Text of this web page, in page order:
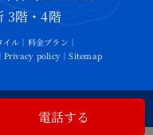
3階・4階
イル ｜ 料金プラン ｜
｜ Privacy policy ｜Sitemap
LAND USHIBUKA
電話する